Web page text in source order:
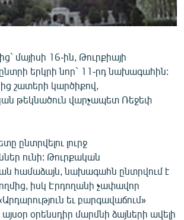
մայիսի 16-ին, Թուրքիայի
երկրի նոր` 11-րդ նախագահին:
շատերի կարծիքով,
թեկնածուն վարչապետ Ռեջեփ
ընտրվելու լուրջ
ունի: Թուրքական
համաձայն, նախագահն ընտրվում է
իսկ Էրդողանի չափավոր
եւ բարգավաճում»
այսօր օրենսդիր մարմնի ձայների ավելի